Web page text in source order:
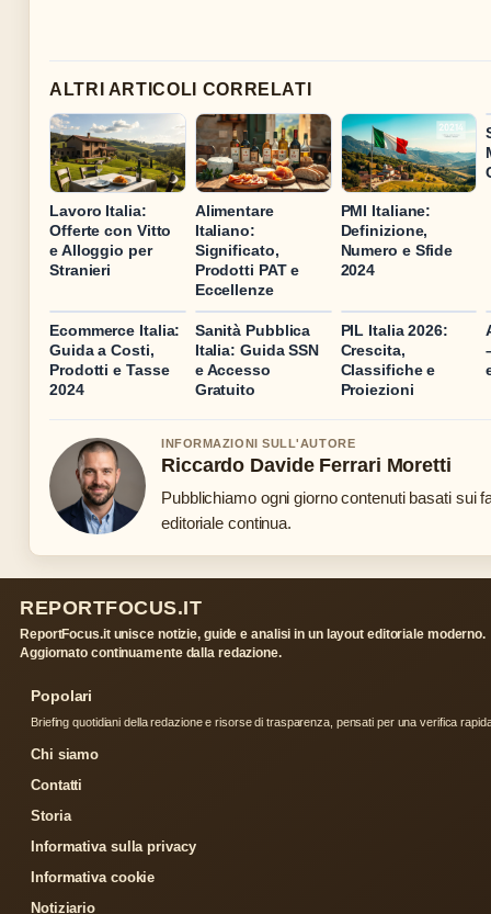
ALTRI ARTICOLI CORRELATI
Lavoro Italia:
Offerte con Vitto
e Alloggio per
Stranieri
Alimentare
Italiano:
Significato,
Prodotti PAT e
Eccellenze
PMI Italiane:
Definizione,
Numero e Sfide
2024
Ecommerce Italia:
Guida a Costi,
Prodotti e Tasse
2024
Sanità Pubblica
Italia: Guida SSN
e Accesso
Gratuito
PIL Italia 2026:
Crescita,
Classifiche e
Proiezioni
INFORMAZIONI SULL'AUTORE
Riccardo Davide Ferrari Moretti
Pubblichiamo ogni giorno contenuti basati sui
editoriale continua.
REPORTFOCUS.IT
ReportFocus.it unisce notizie, guide e analisi in un layout editoriale moderno.
Aggiornato continuamente dalla redazione.
Popolari
Briefing quotidiani della redazione e risorse di trasparenza, pensati per una verifica
Chi siamo
Contatti
Storia
Informativa sulla privacy
Informativa cookie
Notiziario